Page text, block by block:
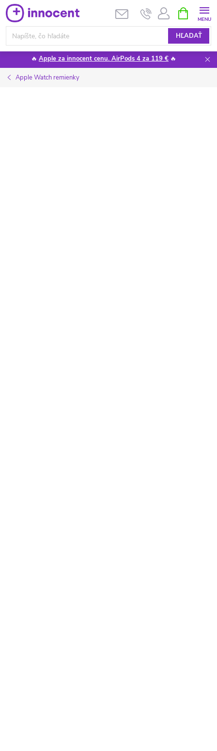
Prejsť
na
obsah
HĽADAŤ
KOŠÍK
🔥 Apple za innocent cenu. AirPods 4 za 119 € 🔥
Apple Watch remienky